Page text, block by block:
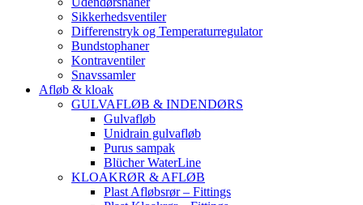
Sikkerhedsventiler
Differenstryk og Temperaturregulator
Bundstophaner
Kontraventiler
Snavssamler
Afløb & kloak
GULVAFLØB & INDENDØRS
Gulvafløb
Unidrain gulvafløb
Purus sampak
Blücher WaterLine
KLOAKRØR & AFLØB
Plast Afløbsrør – Fittings